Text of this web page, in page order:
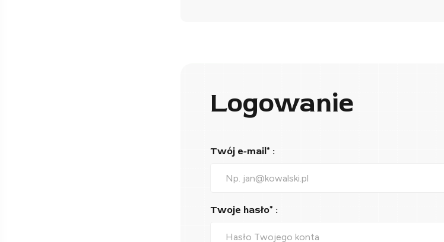
Logowanie
Twój e-mail* :
Twoje hasło* :